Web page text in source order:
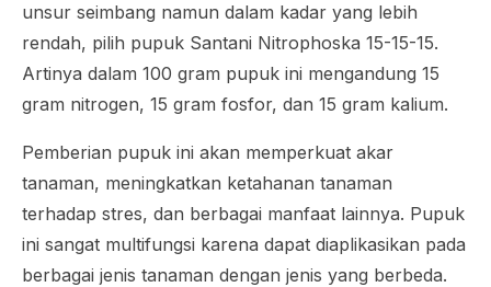
unsur seimbang namun dalam kadar yang lebih
rendah, pilih pupuk Santani Nitrophoska 15-15-15.
Artinya dalam 100 gram pupuk ini mengandung 15
gram nitrogen, 15 gram fosfor, dan 15 gram kalium.
Pemberian pupuk ini akan memperkuat akar
tanaman, meningkatkan ketahanan tanaman
terhadap stres, dan berbagai manfaat lainnya. Pupuk
ini sangat multifungsi karena dapat diaplikasikan pada
berbagai jenis tanaman dengan jenis yang berbeda.